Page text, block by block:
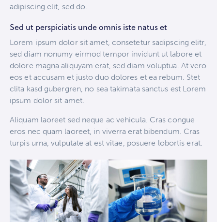
adipiscing elit, sed do.
Sed ut perspiciatis unde omnis iste natus et
Lorem ipsum dolor sit amet, consetetur sadipscing elitr,
sed diam nonumy eirmod tempor invidunt ut labore et
dolore magna aliquyam erat, sed diam voluptua. At vero
eos et accusam et justo duo dolores et ea rebum. Stet
clita kasd gubergren, no sea takimata sanctus est Lorem
ipsum dolor sit amet.
Aliquam laoreet sed neque ac vehicula. Cras congue
eros nec quam laoreet, in viverra erat bibendum. Cras
turpis urna, vulputate at est vitae, posuere lobortis erat.